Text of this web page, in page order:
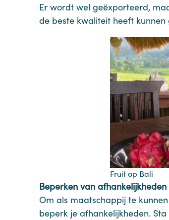
Er wordt wel geëxporteerd,
de beste kwaliteit heeft kunnen
Fruit op Bali
Beperken van afhankelijkheden
Om als maatschappij te
beperk je afhankelijkheden.